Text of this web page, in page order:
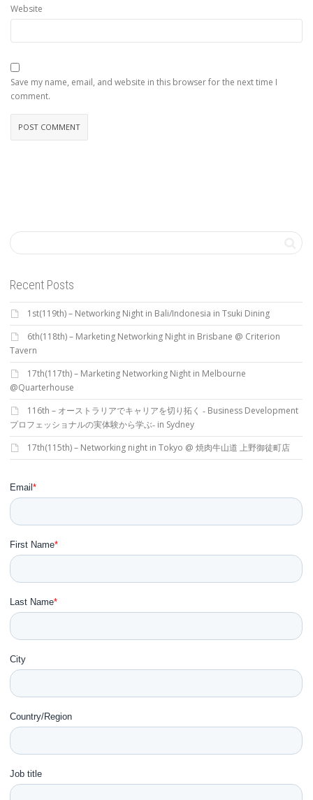
Website
Save my name, email, and website in this browser for the next time I
comment.
Recent Posts
1st(119th) – Networking Night in Bali/Indonesia in Tsuki Dining
6th(118th) – Marketing Networking Night in Brisbane @ Criterion
Tavern
17th(117th) – Marketing Networking Night in Melbourne
@Quarterhouse
116th – オーストラリアでキャリアを切り拓く ‐ Business Development
プロフェッショナルの実体験から学ぶ‐ in Sydney
17th(115th) – Networking night in Tokyo @ 焼肉牛山道 上野御徒町店